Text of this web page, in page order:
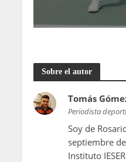
Sobre el autor
Tomás
Periodista
Soy de
septiembre
Instituto